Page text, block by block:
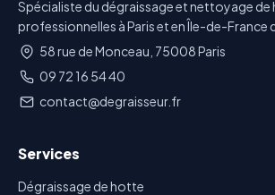
Spécialiste du dégraissage et nettoyage
professionnelles à Paris et en Île-de-France
58 rue de Monceau, 75008 Paris
09 72 16 54 40
contact@degraisseur.fr
Services
Dégraissage de hotte